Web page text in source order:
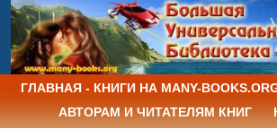
ГЛАВНАЯ - КНИГИ НА MANY-
АВТОРАМ И ЧИТАТЕЛЯМ КНИГ